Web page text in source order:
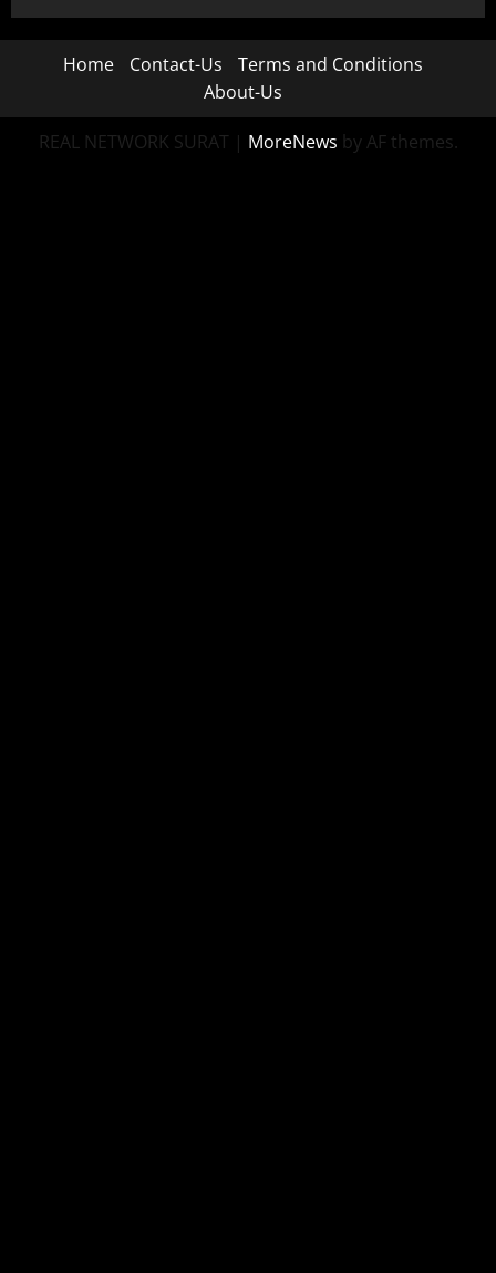
Home Contact-Us
Terms and Conditions
About-Us
REAL NETWORK SURAT | MoreNews by AF themes.